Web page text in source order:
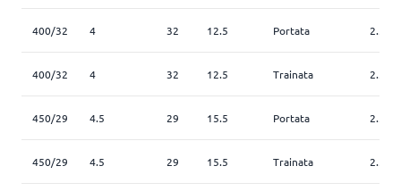
400/32 4 32 12.5 Portata 2.5
400/32 4 32 12.5 Trainata 2.5
450/29 4.5 29 15.5 Portata 2.5
450/29 4.5 29 15.5 Trainata 2.5